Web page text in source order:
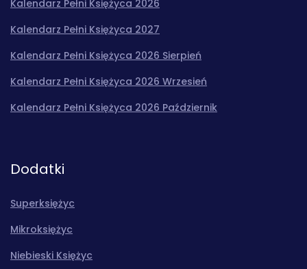
Kalendarz Pełni Księżyca 2026
Kalendarz Pełni Księżyca 2027
Kalendarz Pełni Księżyca 2026 Sierpień
Kalendarz Pełni Księżyca 2026 Wrzesień
Kalendarz Pełni Księżyca 2026 Październik
Dodatki
Superksiężyc
Mikroksiężyc
Niebieski Księżyc